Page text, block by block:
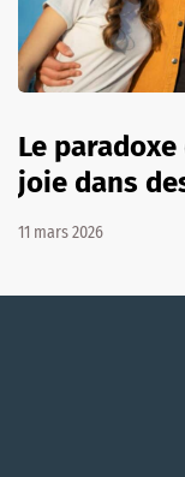
Le
joie dans
11 mars 2026